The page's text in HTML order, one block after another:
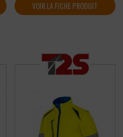
VOIR LA FICHE PRODUIT